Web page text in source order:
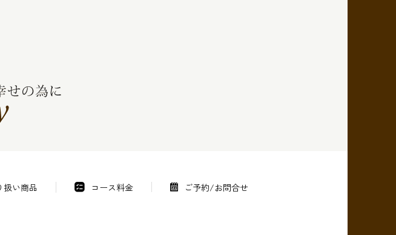
扱い商品 コース料金 ご予約/お問合せ